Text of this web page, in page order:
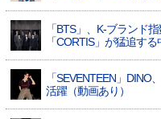
「BTS」、K-ブランド
「CORTIS」が猛追す
「SEVENTEEN」
活躍（動画あり）